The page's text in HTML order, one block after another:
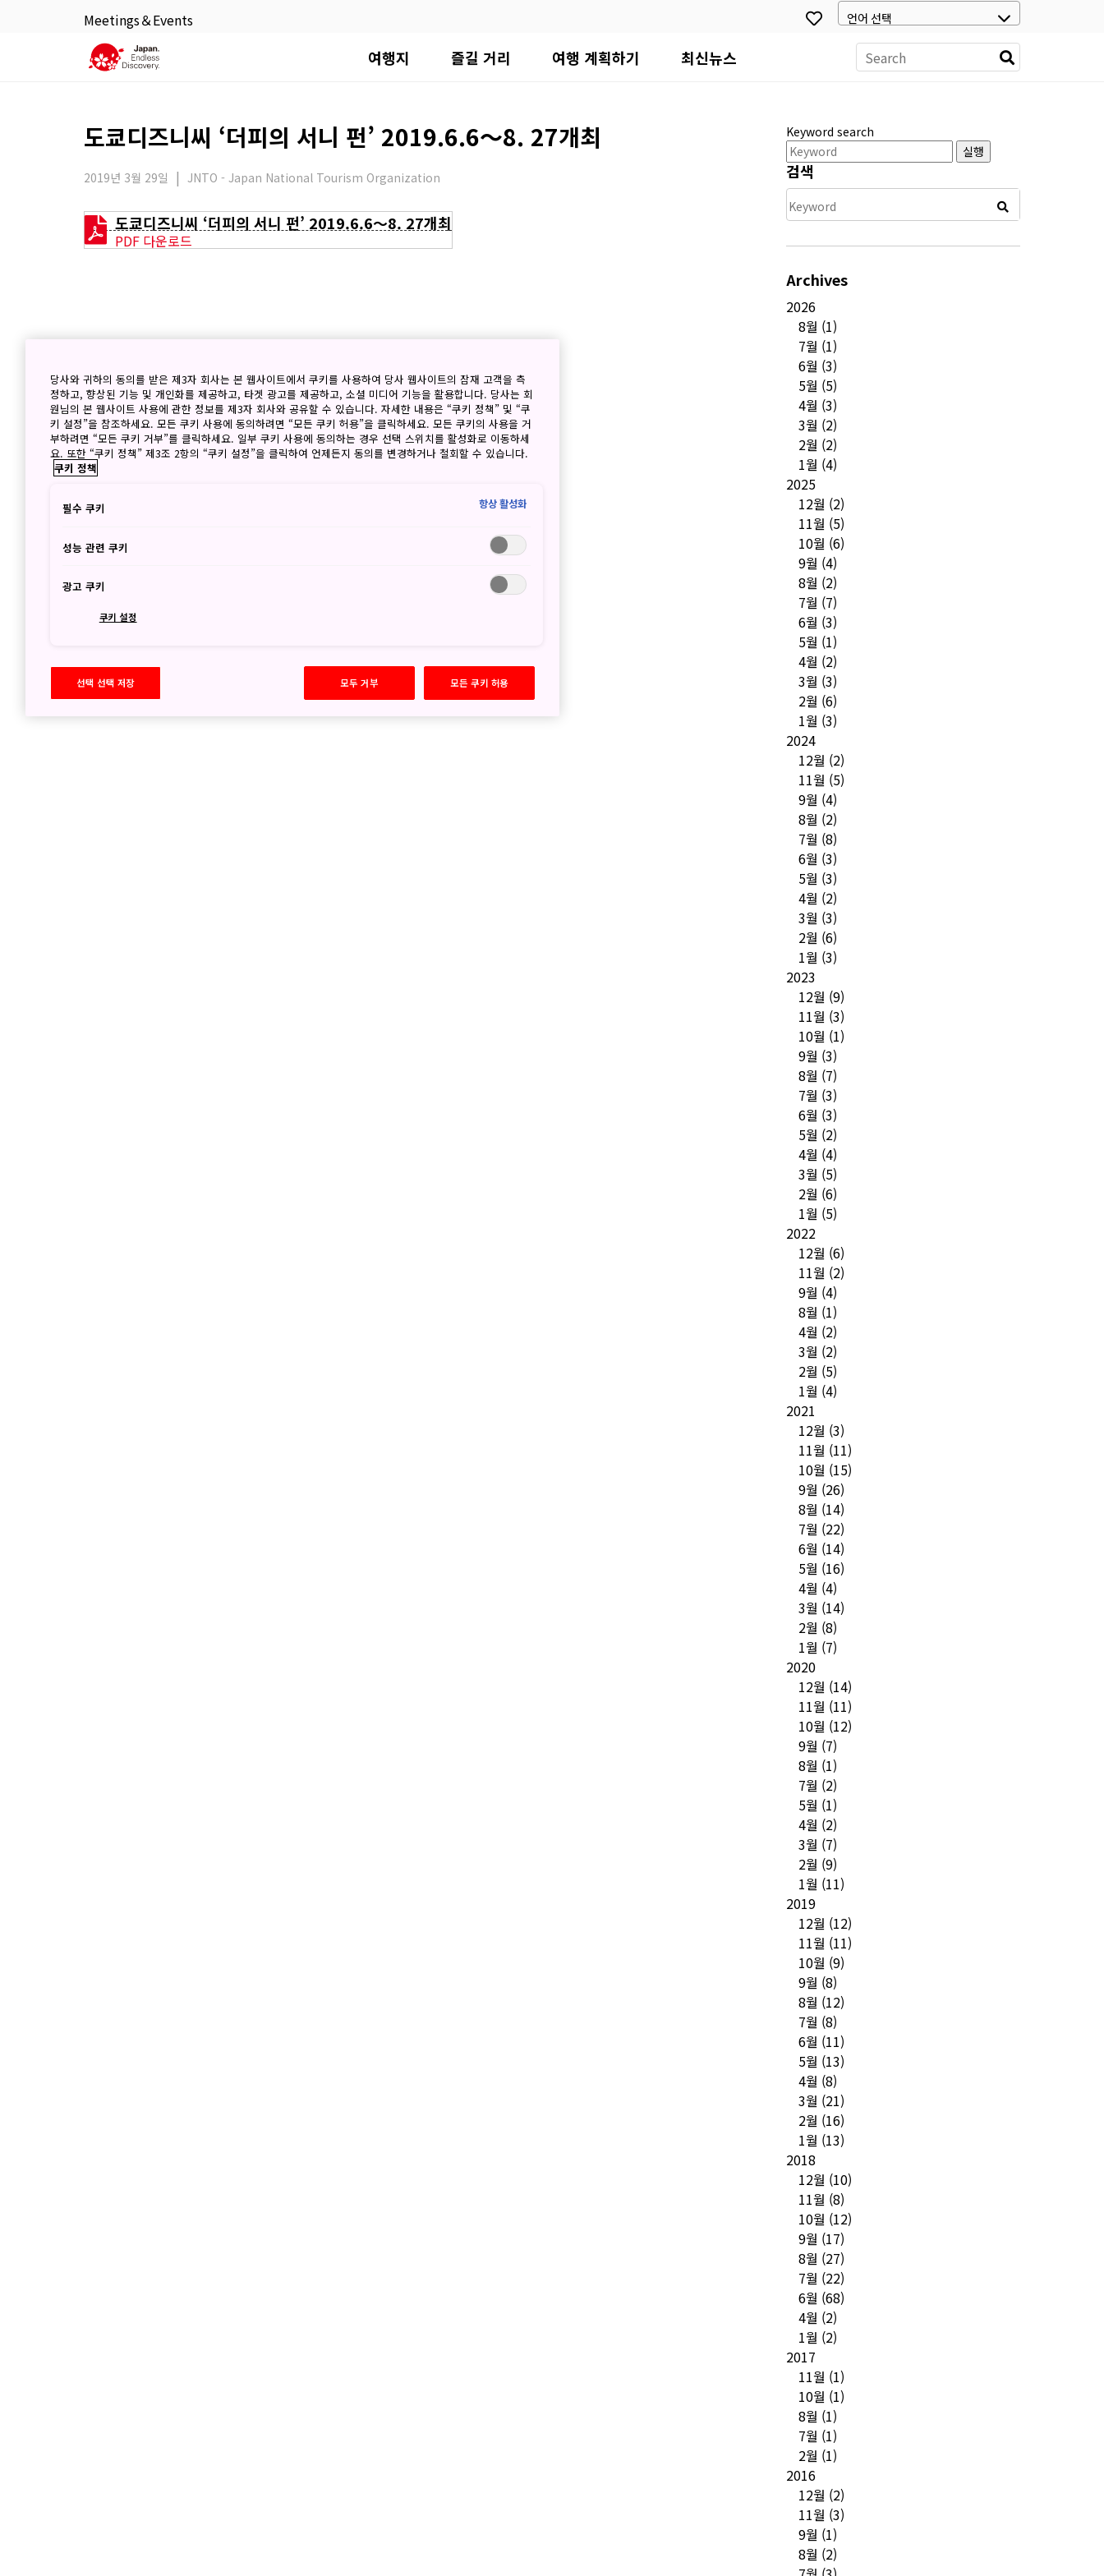
Meetings＆Events
여행지 즐길 거리 여행 계획하기 최신뉴스
도쿄디즈니씨 ‘더피의 서니 펀’ 2019.6.6〜8. 27개최
2019년 3월 29일 JNTO - Japan National Tourism Organization
도쿄디즈니씨 ‘더피의 서니 펀’ 2019.6.6〜8. 27개최
PDF 다운로드
Keyword search
실행
검색
Archives
2026
8월 (1)
7월 (1)
6월 (3)
5월 (5)
4월 (3)
3월 (2)
2월 (2)
1월 (4)
2025
12월 (2)
11월 (5)
10월 (6)
9월 (4)
8월 (2)
7월 (7)
6월 (3)
5월 (1)
4월 (2)
3월 (3)
2월 (6)
1월 (3)
2024
12월 (2)
11월 (5)
9월 (4)
8월 (2)
7월 (8)
6월 (3)
5월 (3)
4월 (2)
3월 (3)
2월 (6)
1월 (3)
2023
12월 (9)
11월 (3)
10월 (1)
9월 (3)
8월 (7)
7월 (3)
6월 (3)
5월 (2)
4월 (4)
3월 (5)
2월 (6)
1월 (5)
2022
12월 (6)
11월 (2)
9월 (4)
8월 (1)
4월 (2)
3월 (2)
2월 (5)
1월 (4)
2021
12월 (3)
11월 (11)
10월 (15)
9월 (26)
8월 (14)
7월 (22)
6월 (14)
5월 (16)
4월 (4)
3월 (14)
2월 (8)
1월 (7)
2020
12월 (14)
11월 (11)
10월 (12)
9월 (7)
8월 (1)
7월 (2)
5월 (1)
4월 (2)
3월 (7)
2월 (9)
1월 (11)
2019
12월 (12)
11월 (11)
10월 (9)
9월 (8)
8월 (12)
7월 (8)
6월 (11)
5월 (13)
4월 (8)
3월 (21)
2월 (16)
1월 (13)
2018
12월 (10)
11월 (8)
10월 (12)
9월 (17)
8월 (27)
7월 (22)
6월 (68)
4월 (2)
1월 (2)
2017
11월 (1)
10월 (1)
8월 (1)
7월 (1)
2월 (1)
2016
12월 (2)
11월 (3)
9월 (1)
8월 (2)
당사와 귀하의 동의를 받은 제3자 회사는 본 웹사이트에서 쿠키를 사용하여 당사 웹사이트의 잠재 고객을 측
정하고, 향상된 기능 및 개인화를 제공하고, 타겟 광고를 제공하고, 소셜 미디어 기능을 활용합니다. 당사는 회
원님의 본 웹사이트 사용에 관한 정보를 제3자 회사와 공유할 수 있습니다. 자세한 내용은 “쿠키 정책” 및 “쿠
키 설정”을 참조하세요. 모든 쿠키 사용에 동의하려면 “모든 쿠키 허용”을 클릭하세요. 모든 쿠키의 사용을 거
부하려면 “모든 쿠키 거부”를 클릭하세요. 일부 쿠키 사용에 동의하는 경우 선택 스위치를 활성화로 이동하세
요. 또한 “쿠키 정책” 제3조 2항의 “쿠키 설정”을 클릭하여 언제든지 동의를 변경하거나 철회할 수 있습니다.
쿠키 정책
필수 쿠키 항상 활성화
성능 관련 쿠키
광고 쿠키
쿠키 설정
선택 선택 저장 모두 거부 모든 쿠키 허용